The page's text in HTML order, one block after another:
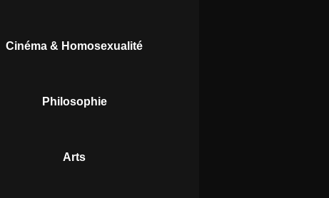
Cinéma & Homosexualité
Philosophie
Arts